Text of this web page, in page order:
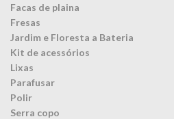
Facas de plaina
Fresas
Jardim e Floresta a Bateria
Kit de acessórios
Lixas
Parafusar
Polir
Serra copo